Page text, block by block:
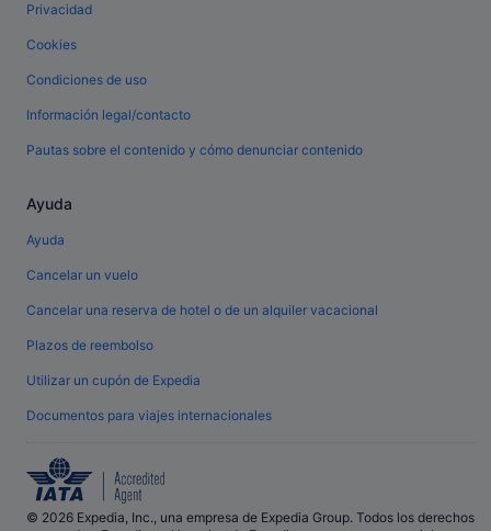
Privacidad
Cookies
Condiciones de uso
Información legal/contacto
Pautas sobre el contenido y cómo denunciar contenido
Ayuda
Ayuda
Cancelar un vuelo
Cancelar una reserva de hotel o de un alquiler vacacional
Plazos de reembolso
Utilizar un cupón de Expedia
Documentos para viajes internacionales
© 2026 Expedia, Inc., una empresa de Expedia Group. Todos los derechos